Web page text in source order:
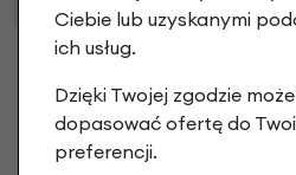
Klienci zadali
Ciebie lub uzyskanymi
ich usług.
Dzięki Twojej zgodzie
dopasować ofertę do
preferencji.